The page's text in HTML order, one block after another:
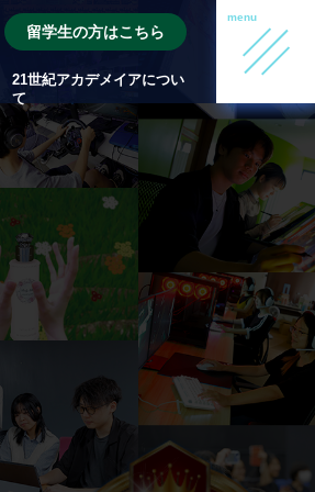
留学生の方はこちら
21世紀アカデメイアについ
て